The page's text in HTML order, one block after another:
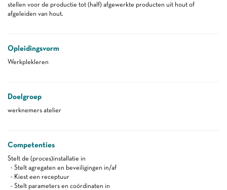
stellen voor de productie tot (half) afgewerkte producten uit hout of
afgeleiden van hout.
Opleidingsvorm
Werkplekleren
Doelgroep
werknemers atelier
Competenties
Stelt de (proces)installatie in
- Stelt agregaten en beveiligingen in/af
- Kiest een receptuur
- Stelt parameters en coördinaten in